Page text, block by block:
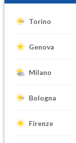
Torino
Genova
Milano
Bologna
Firenze